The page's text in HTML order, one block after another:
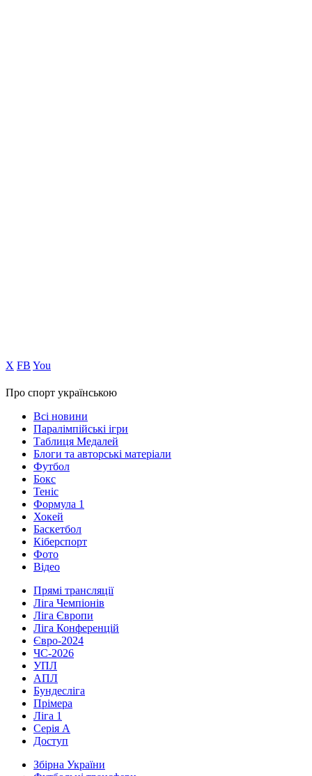
Х FB You
Про спорт українською
Всі новини
Паралімпійські ігри
Таблиця Медалей
Блоги та авторські матеріали
Футбол
Бокс
Теніс
Формула 1
Хокей
Баскетбол
Кіберспорт
Фото
Відео
Прямі трансляції
Ліга Чемпіонів
Ліга Європи
Ліга Конференцій
Євро-2024
ЧС-2026
УПЛ
АПЛ
Бундесліга
Прімера
Ліга 1
Серія А
Доступ
Збірна України